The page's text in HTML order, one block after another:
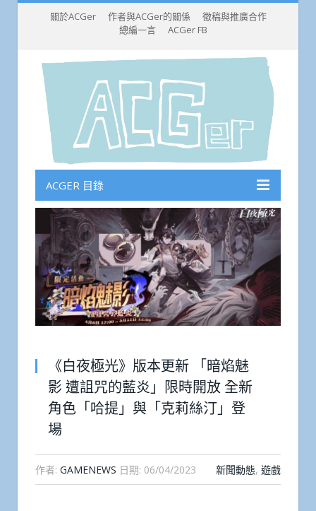
關於ACGer 作者與ACGer的關係
徵稿與推廣合作
總編一言
ACGer FB
ACGER 目錄
《白夜極光》版本更新 「暗焰魅
影 遭詛咒的藍炎」限時開放 全新
角色「哈提」與「克莉絲汀」登
場
作者: GAMENEWS 日期: 06/04/2023 新聞動態, 遊戲